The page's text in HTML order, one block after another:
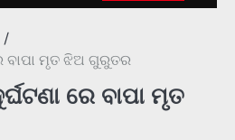
ବାପା ମୃତ ଝିଅ ଗୁରୁତର
ରେ ବାପା ମୃତ